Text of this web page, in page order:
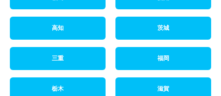
高知 茨城
三重 福岡
栃木 滋賀